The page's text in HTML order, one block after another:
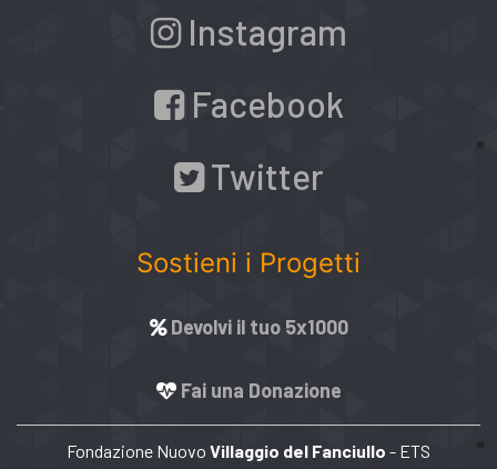
Instagram
Facebook
Twitter
Sostieni i Progetti
Devolvi il tuo 5x1000
Fai una Donazione
Fondazione Nuovo Villaggio del Fanciullo - ETS